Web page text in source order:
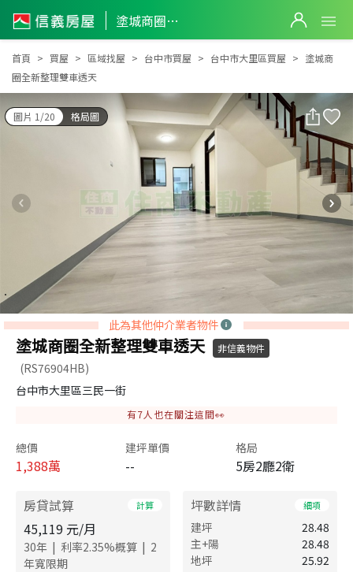
塗城商圈全新整理雙車透天
塗城商圈全新整理雙車透天
首頁 買屋 區域找屋 台中市買屋 台中市大里區買屋
塗城商
圈全新整理雙車透天
圖片 1/20 格局圖
此為其他仲介業者物件
塗城商圈全新整理雙車透天 非信義物件
(RS76904HB)
台中市大里區三民一街
有7人也在關注這間👀
總價
1,388萬
建坪單價
--
格局
5房2廳2衛
房貸試算 計算
45,119 元/月
30年 | 利率2.35%概算 | 2
年寬限期
坪數詳情 細項
建坪
28.48
主+陽
28.48
地坪
25.92